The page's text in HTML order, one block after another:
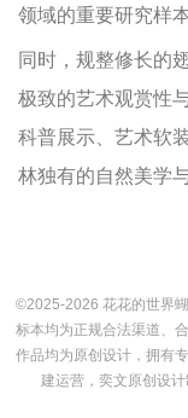
领域的重要研究样
同时，规整修长的
极致的艺术观赏性
科普展示、艺术软
林独有的自然美学
©2025-2026 花花的世界
标本均为正规合法渠道、
作品均为原创设计，拥有
建运营，奕文原创设